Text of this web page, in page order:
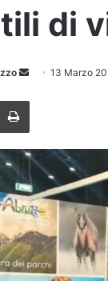
di
i
a
n
'
m
a
13 Marzo